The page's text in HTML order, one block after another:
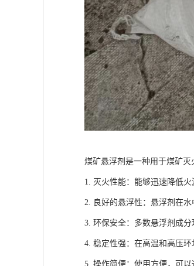
煤矿悬浮剂是一种用于煤矿灭
1. 灭火性能：能够迅速降低
2. 良好的悬浮性：悬浮剂在
3. 环保安全：多数悬浮剂成分
4. 稳定性强：在高温和高压环
5. 操作简便：使用方便，可以